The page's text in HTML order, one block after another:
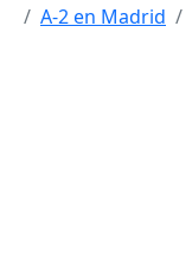
A-2 en Madrid